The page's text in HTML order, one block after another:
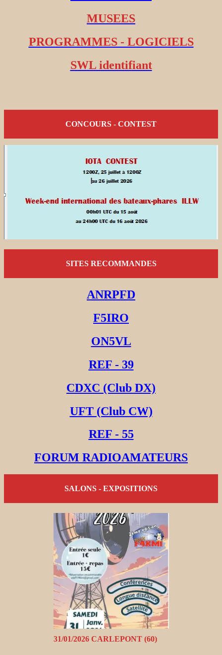
MUSEES
PROGRAMMES - LOGICIELS
SWL identifiant
CONCOURS - CONTEST
SITES RECOMMANDES
ANRPFD
F5IRO
ON5VL
REF - 39
CDXC (Club DX)
UFT (Club CW)
REF - 55
FORUM RADIOAMATEURS
SALONS - EXPOSITIONS
31/01/2026 CARLEPONT (60)